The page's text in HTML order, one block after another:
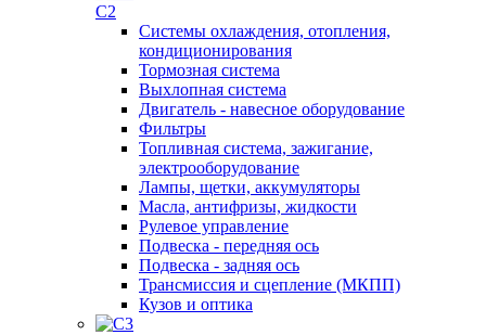
C2
Системы охлаждения, отопления,
кондиционирования
Тормозная система
Выхлопная система
Двигатель - навесное оборудование
Фильтры
Топливная система, зажигание,
электрооборудование
Лампы, щетки, аккумуляторы
Масла, антифризы, жидкости
Рулевое управление
Подвеска - передняя ось
Подвеска - задняя ось
Трансмиссия и сцепление (МКПП)
Кузов и оптика